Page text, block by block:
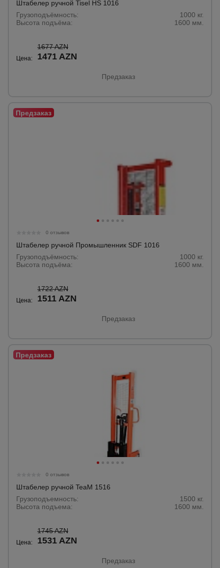
Штабелер ручной Tisel HS 1016
Грузоподъёмность:
1000 кг.
Высота подъёма:
1600 мм.
Цена:
1677 AZN
1471 AZN
Предзаказ
0 отзывов
Штабелер ручной Промышленник SDF 1016
Грузоподъёмность:
1000 кг.
Высота подъёма:
1600 мм.
Цена:
1722 AZN
1511 AZN
Предзаказ
0 отзывов
Штабелер ручной TeaM 1516
Грузоподъемность:
1500 кг.
Высота подъема:
1600 мм.
Цена:
1745 AZN
1531 AZN
Предзаказ